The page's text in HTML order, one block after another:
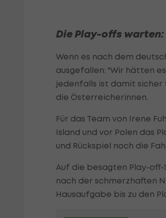
Die Play-offs
Wenn es nach dem
ausgefallen: "Wir hätten
jedenfalls ist damit sicher
die Österreicherinnen.
Für das Team von Irene
Island und vor Polen das
und Rückspiel noch die
Auf die besagten Play-
nach der schmerzhaften
Hausaufgabe bis zu den